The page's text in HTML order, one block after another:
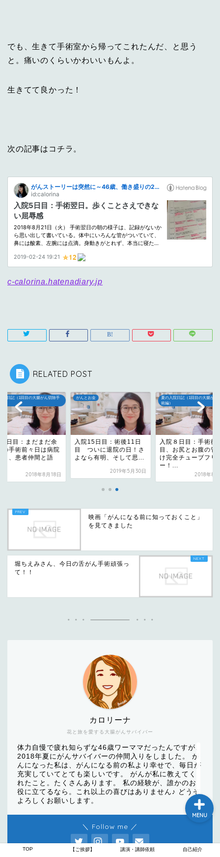
でも、生きて手術室から帰ってこれたんだ、と思う
と。痛いのくらいかわいいもんよ。
生きてて良かった！
次の記事はコチラ。
c-calorina.hatenadiary.jp
RELATED POST
院日記（1回目の大腸がん切除手
2日目：まだまだ余
の手術前々日は病院
り、患者仲間と語
2018年8月18日
がんとお金
入院15日目：術後11日
目 ついに退院の日！さ
よなら有明、そして思...
2019年5月30日
夏の入院日記（1回目の大腸がん
術編）
入院８日目：手術後
目、お尻とお腹の管
け完全チューブフリ
ー！...
2018年8
映画「がんになる前に知っておくこと」
を見てきました
堀ちえみさん、今日の舌がん手術頑張っ
て！！
花と旅を愛する大腸がんサバイバー
カロリーナ
体力自慢で疲れ知らずな46歳ワーママだったんですが、
2018年夏にがんサバイバーの仲間入りをしました。 が
んになった私は、がんになる前の私より幸せで、毎日が
充実していてとても楽しいです。 がんが私に教えてく
れたこと。たくさんあります。 私の経験が、誰かのお
役に立てるなら。これ以上の喜びはありません♪ どうぞ
よろしくお願いします。
＼ Follow me ／
TOP 【ご挨拶】 講演・講師依頼 自己紹介
MENU
講演・講師依頼
自己紹介